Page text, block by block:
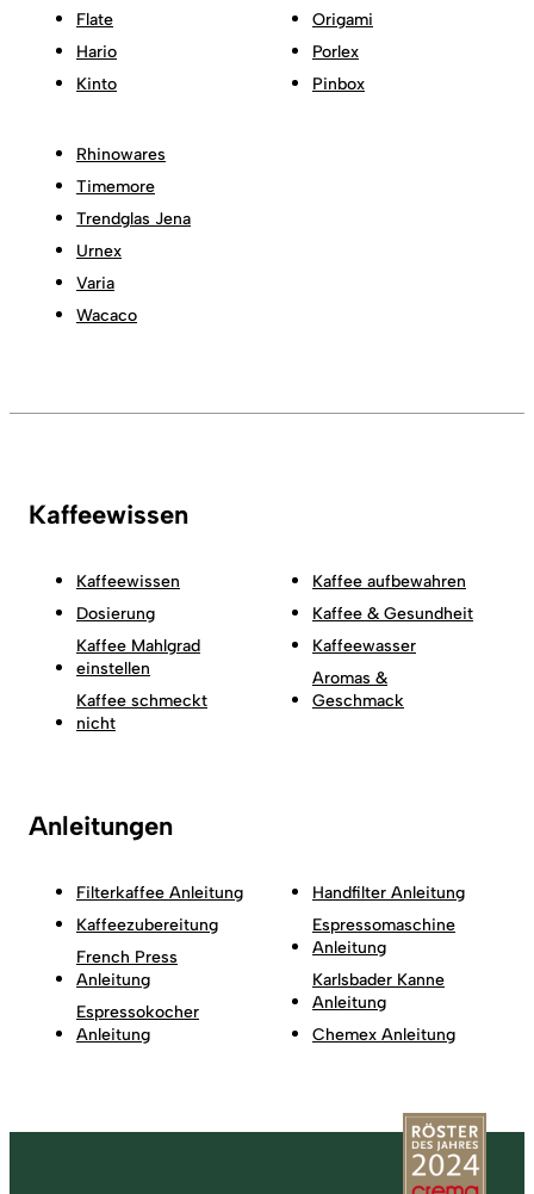
Flate
Hario
Kinto
Origami
Porlex
Pinbox
Rhinowares
Timemore
Trendglas Jena
Urnex
Varia
Wacaco
Kaffeewissen
Kaffeewissen
Dosierung
Kaffee Mahlgrad
einstellen
Kaffee schmeckt
nicht
Kaffee aufbewahren
Kaffee & Gesundheit
Kaffeewasser
Aromas &
Geschmack
Anleitungen
Filterkaffee Anleitung
Kaffeezubereitung
French Press
Anleitung
Espressokocher
Anleitung
Handfilter Anleitung
Espressomaschine
Anleitung
Karlsbader Kanne
Anleitung
Chemex Anleitung